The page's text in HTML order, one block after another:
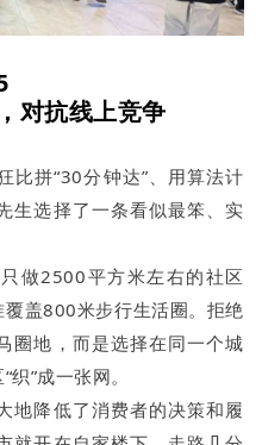
对抗线上竞争
比拼“30分钟达”、用算法计
生选择了一条看似最笨、实
做2500平方米左右的社区
盖800米步行生活圈。拒绝
圈地，而是选择在同一个城
”成一张网。
地降低了消费者的决策和履